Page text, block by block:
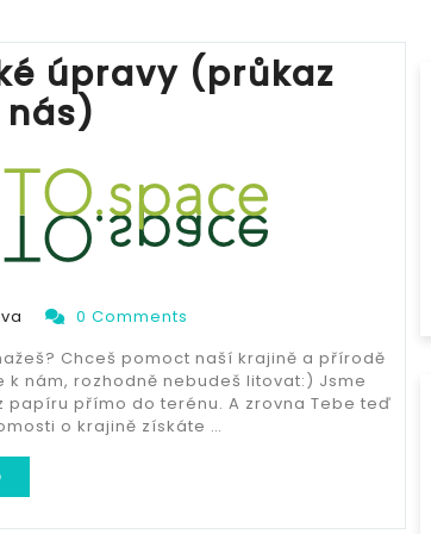
úpravy (průkaz
0 Comments
Chceš pomoct naší krajině a přírodě
nám, rozhodně nebudeš litovat:) Jsme
přímo do terénu. A zrovna Tebe teď
o krajině získáte …
„Bagrista
na